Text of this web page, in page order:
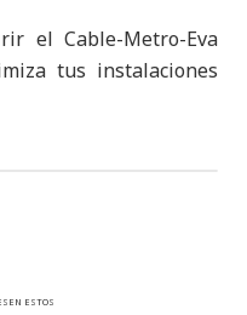
el Cable-Metro-Eva
tus instalaciones
ESTOS